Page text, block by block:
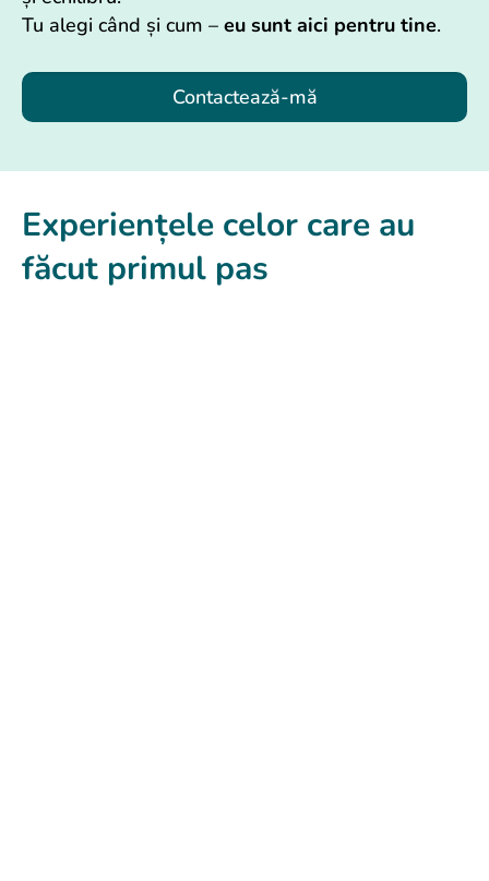
Tu alegi când și cum – eu sunt aici pentru tine.
Contactează-mă
Experiențele celor care au
făcut primul pas